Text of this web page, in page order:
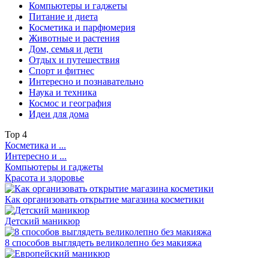
Компьютеры и гаджеты
Питание и диета
Косметика и парфюмерия
Животные и растения
Дом, семья и дети
Отдых и путешествия
Спорт и фитнес
Интересно и познавательно
Наука и техника
Космос и география
Идеи для дома
Top 4
Косметика и ...
Интересно и ...
Компьютеры и гаджеты
Красота и здоровье
Как организовать открытие магазина косметики
Детский маникюр
8 способов выглядеть великолепно без макияжа